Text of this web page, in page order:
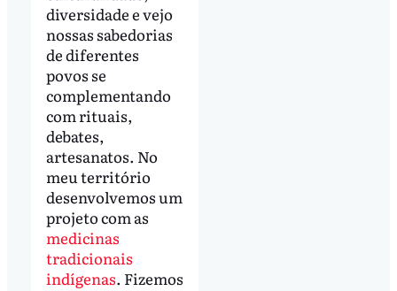
diversidade e vejo
nossas sabedorias
de diferentes
povos se
complementando
com rituais,
debates,
artesanatos. No
meu território
desenvolvemos um
projeto com as
medicinas
tradicionais
indígenas. Fizemos